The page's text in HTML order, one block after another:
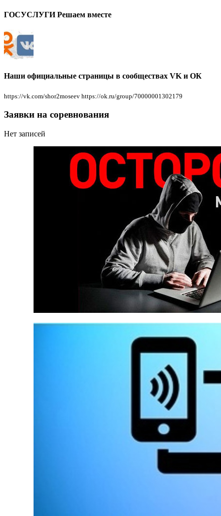
ГОСУСЛУГИ Решаем вместе
Наши официальные страницы в сообществах VK и ОК
https://vk.com/shor2moseev https://ok.ru/group/70000001302179
Заявки на соревнования
Нет записей